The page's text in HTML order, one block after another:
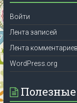
Войти
Лента записей
Лента комментариев
WordPress.org